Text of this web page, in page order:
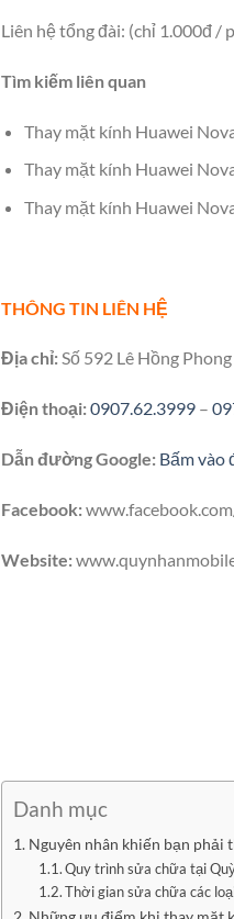
Liên hệ tổng đài: (chỉ 1.000đ /
Tìm kiếm liên quan
Thay mặt kính Huawei
Thay mặt kính Huawei
Thay mặt kính Huawei
THÔNG TIN LIÊN HỆ
Địa chỉ:Số 592 Lê Hồng
Điện thoại:0907.62.3999 –
Dẫn đường Google: Bấm vào
Facebook:
Website:
Danh mục
Nguyên nhân khiến bạn phải
Quy trình sửa chữa tại
Thời gian sửa chữa các